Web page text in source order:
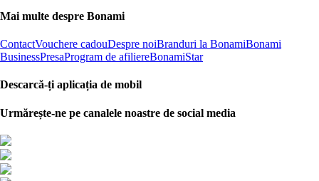
Mai multe despre Bonami
ContactVouchere cadouDespre noiBranduri la BonamiBonami
BusinessPresaProgram de afiliereBonamiStar
Descarcă-ți aplicația de mobil
Urmărește-ne pe canalele noastre de social media